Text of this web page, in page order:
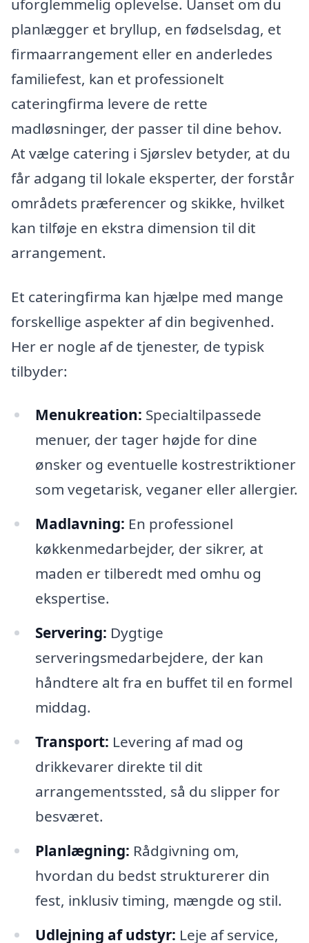
uforglemmelig oplevelse. Uanset om du
planlægger et bryllup, en fødselsdag, et
firmaarrangement eller en anderledes
familiefest, kan et professionelt
cateringfirma levere de rette
madløsninger, der passer til dine behov.
At vælge catering i Sjørslev betyder, at du
får adgang til lokale eksperter, der forstår
områdets præferencer og skikke, hvilket
kan tilføje en ekstra dimension til dit
arrangement.
Et cateringfirma kan hjælpe med mange
forskellige aspekter af din begivenhed.
Her er nogle af de tjenester, de typisk
tilbyder:
Menukreation: Specialtilpassede
menuer, der tager højde for dine
ønsker og eventuelle kostrestriktioner
som vegetarisk, veganer eller allergier.
Madlavning: En professionel
køkkenmedarbejder, der sikrer, at
maden er tilberedt med omhu og
ekspertise.
Servering: Dygtige
serveringsmedarbejdere, der kan
håndtere alt fra en buffet til en formel
middag.
Transport: Levering af mad og
drikkevarer direkte til dit
arrangementssted, så du slipper for
besværet.
Planlægning: Rådgivning om,
hvordan du bedst strukturerer din
fest, inklusiv timing, mængde og stil.
Udlejning af udstyr: Leje af service,